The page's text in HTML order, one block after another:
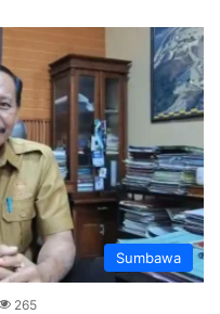
Sumbawa
265